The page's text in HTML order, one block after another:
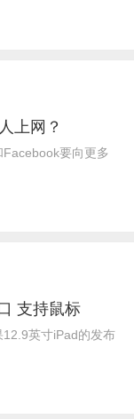
上网？
Facebook要向更多
支持鼠标
英寸iPad的发布